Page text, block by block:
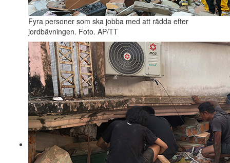
Fyra personer som ska jobba med att rädda efter
jordbävningen. Foto. AP/TT